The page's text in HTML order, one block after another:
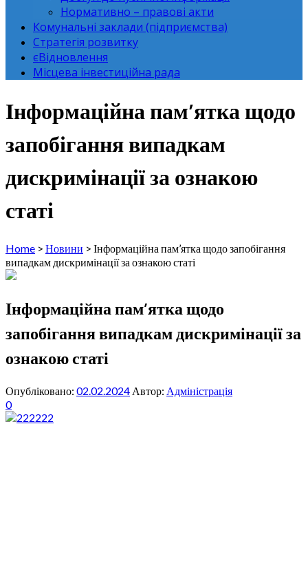
Нормативно – правові акти
Комунальні заклади (підприємства)
Стратегія розвитку
єВідновлення
Місцева інвестиційна рада
Інформаційна пам’ятка щодо
запобігання випадкам
дискримінації за ознакою
статі
Home > Новини > Інформаційна пам’ятка щодо запобігання
випадкам дискримінації за ознакою статі
Інформаційна пам’ятка щодо
запобігання випадкам дискримінації за
ознакою статі
Опубліковано: 02.02.2024 Автор: Адміністрація
0
222